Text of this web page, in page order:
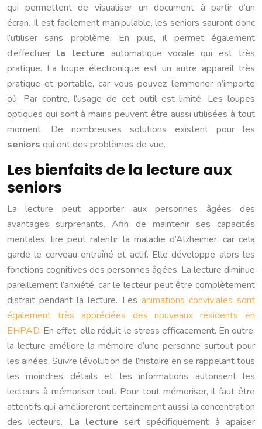
qui permettent de visualiser un document à partir d’un
écran. Il est facilement manipulable, les seniors sauront donc
l’utiliser sans problème. En plus, il permet également
d’effectuer la lecture automatique vocale qui est très
pratique. La loupe électronique est un autre appareil très
pratique et portable, car vous pouvez l’emmener n’importe
où. Par contre, l’usage de cet outil est limité. Les loupes
optiques qui sont à mains peuvent être aussi utilisées à tout
moment. De nombreuses solutions existent pour les
seniors qui ont des problèmes de vue.
Les bienfaits de la lecture aux
seniors
La lecture peut apporter aux personnes âgées des
avantages surprenants. Afin de maintenir ses capacités
mentales, lire peut ralentir la maladie d’Alzheimer, car cela
garde le cerveau entraîné et actif. Elle développe alors les
fonctions cognitives des personnes âgées. La lecture diminue
pareillement l’anxiété, car le lecteur peut être complètement
distrait pendant la lecture. Les animations conviviales sont
également très appréciées des nouveaux résidents en
EHPAD. En effet, elle réduit le stress efficacement. En outre,
la lecture améliore la mémoire d’une personne surtout pour
les ainées. Suivre l’évolution de l’histoire en se rappelant tous
les moindres détails et les informations autorisent les
lecteurs à mémoriser tout. Pour tout mémoriser, il faut être
attentifs qui amélioreront certainement aussi la concentration
des lecteurs. La lecture sert spécifiquement à apaiser